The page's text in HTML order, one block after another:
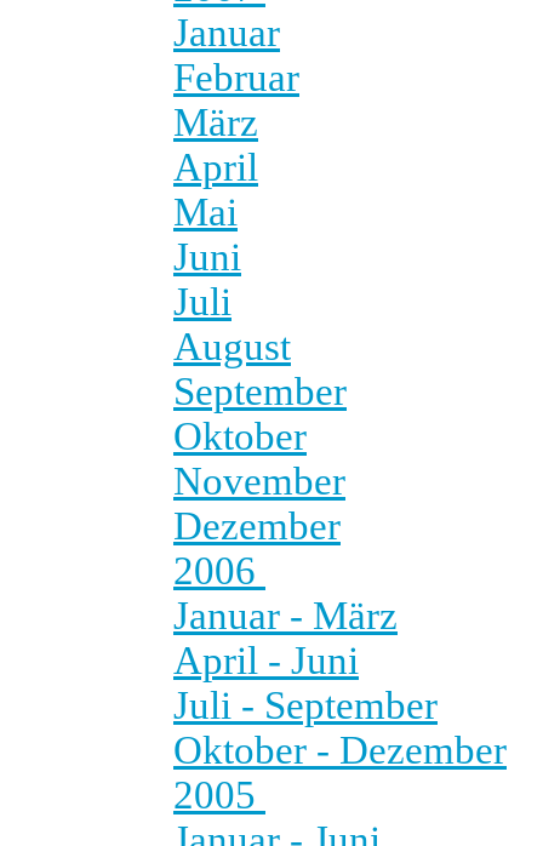
Januar
Februar
März
April
Mai
Juni
Juli
August
September
Oktober
November
Dezember
2006
Januar - März
April - Juni
Juli - September
Oktober - Dezember
2005